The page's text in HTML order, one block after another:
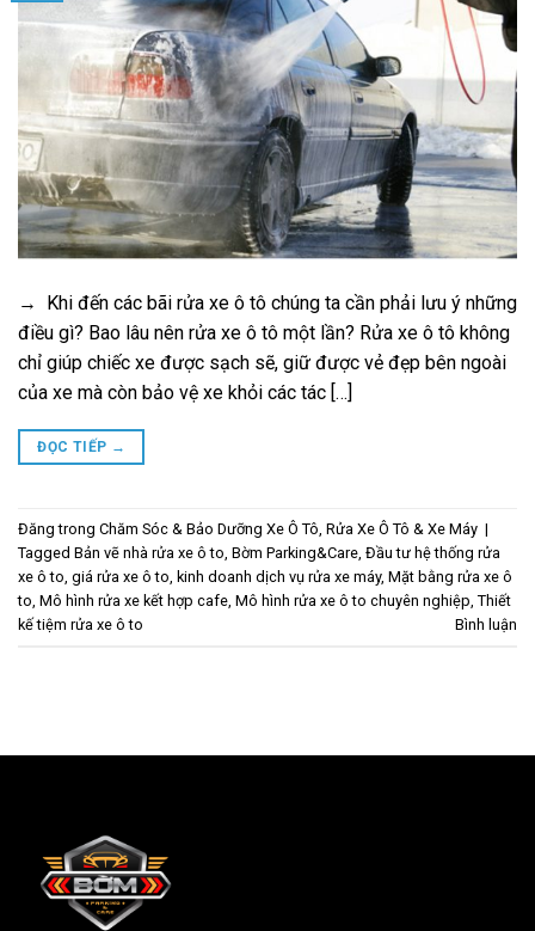
→ Khi đến các bãi rửa xe ô tô chúng ta cần phải lưu ý những
điều gì? Bao lâu nên rửa xe ô tô một lần? Rửa xe ô tô không
chỉ giúp chiếc xe được sạch sẽ, giữ được vẻ đẹp bên ngoài
của xe mà còn bảo vệ xe khỏi các tác […]
ĐỌC TIẾP →
Đăng trong Chăm Sóc & Bảo Dưỡng Xe Ô Tô Rửa Xe Ô Tô & Xe Máy |
Tagged Bản vẽ nhà rửa xe ô to Bờm Parking&Care Đầu tư hệ thống rửa
xe ô to giá rửa xe ô to kinh doanh dịch vụ rửa xe máy, Mặt bằng rửa xe ô
to Mô hình rửa xe kết hợp cafe Mô hình rửa xe ô to chuyên nghiệp Thiết
kế tiệm rửa xe ô to
Bình luận